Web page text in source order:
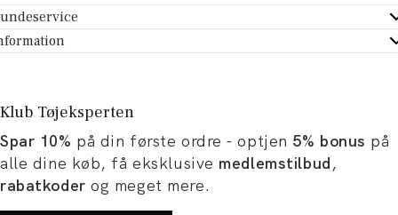
- Hjælpecenter
dit køb
Tøjeksperten
og artikler
og karriere
Klub Tøjeksperten
Spar 10% på din første ordre - optjen 5% bonus på
alle dine køb, få eksklusive medlemstilbud,
rabatkoder og meget mere.